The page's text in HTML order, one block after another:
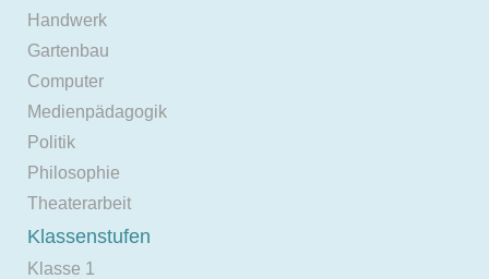
Handwerk
Gartenbau
Computer
Medienpädagogik
Politik
Philosophie
Theaterarbeit
Klassenstufen
Klasse 1